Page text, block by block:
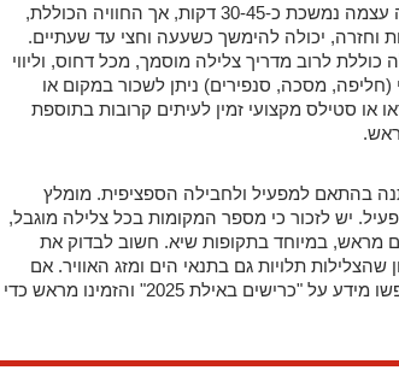
הצלילה עצמה נמשכת כ-30-45 דקות, אך החוויה הכוללת,
וחזרה, יכולה להימשך כשעעה וחצי עד שעתיים.
כוללת לרוב מדריך צלילה מוסמך, מכל דחוס, וליווי
(חליפה, מסכה, סנפירים) ניתן לשכור במקום או
או סטילס מקצועי זמין לעיתים קרובות בתוספת
בהתאם למפעיל ולחבילה הספציפית. מומלץ
יש לזכור כי מספר המקומות בכל צלילה מוגבל,
מראש, במיוחד בתקופות שיא. חשוב לבדוק את
שהצלילות תלויות גם בתנאי הים ומזג האוויר. אם
אתם מתכננים טיול עתידי, חפשו מידע על "כרישים באילת 2025" והזמינו מראש כדי